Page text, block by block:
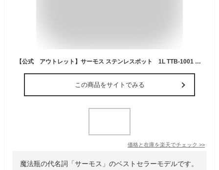
【公式 アウトレット】サーモス ステンレスポット 1L TTB-1001 ブラウンゴールド(BWG) ,サーモス ステンレスマット(SMT), クリームホワイト(CRW)
この商品をサイトでみる
価格と在庫を楽天でチェック >>
魔法瓶の代名詞「サーモス」のベストセラーモデルです。